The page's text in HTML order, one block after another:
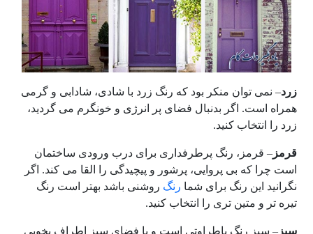
زرد– نمی توان منکر بود که رنگ زرد با شادی، شادابی و گرمی
همراه است. اگر بدنبال فضای پر انرژی و خونگرم می گردید،
زرد را انتخاب کنید.
قرمز – قرمز، رنگ پرطرفداری برای درب ورودی ساختمان
است چرا که بی پروایی، پرشور و پیچیدگی را القا می کند. اگر
نگرانید این رنگ برای شما رنگ روشنی باشد بهتر است رنگ
تیره تر و متین تری را انتخاب کنید.
سبز – سبز رنگ باطراوتی است و با فضای سبز اطراف بخوبی